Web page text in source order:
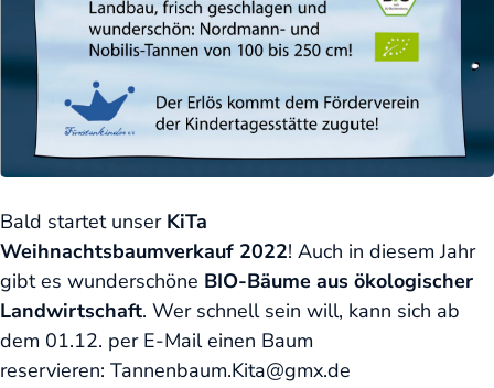
Bald startet unser KiTa
Weihnachtsbaumverkauf 2022! Auch in diesem Jahr
gibt es wunderschöne BIO-Bäume aus ökologischer
Landwirtschaft. Wer schnell sein will, kann sich ab
dem 01.12. per E-Mail einen Baum
reservieren: Tannenbaum.Kita@gmx.de